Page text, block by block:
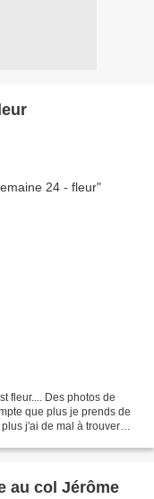
fleur.... Des photos de
que plus je prends de
j'ai de mal à trouver
au col Jérôme